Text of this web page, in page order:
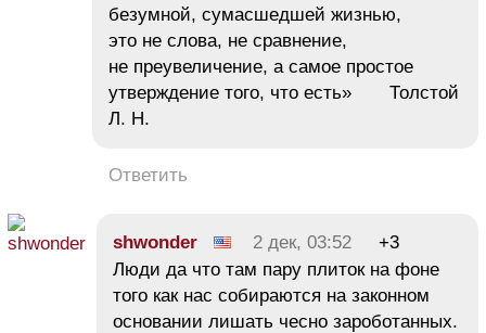
безумной, сумасшедшей жизнью,
это не слова, не сравнение,
не преувеличение, а самое простое
утверждение того, что есть» Толстой
Л. Н.
Ответить
shwonder 2 дек, 03:52
+3
Люди да что там пару плиток на фоне
того как нас собираются на законном
основании лишать чесно зароботанных.